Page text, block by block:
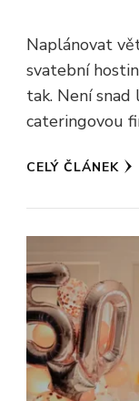
Naplánovat
svatební
tak. Není snad
cateringovou
CELÝ ČLÁNEK